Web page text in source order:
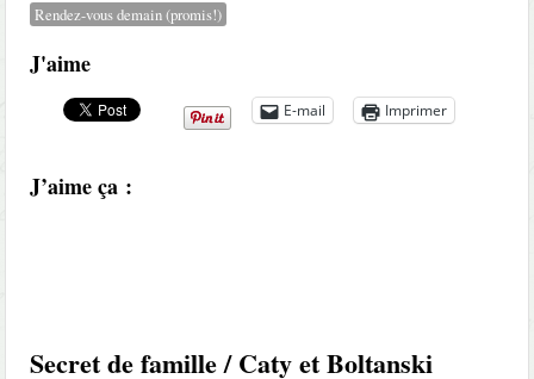
Rendez-vous demain (promis!)
J'aime
E-mail Imprimer
J’aime ça :
Secret de famille / Caty et Boltanski